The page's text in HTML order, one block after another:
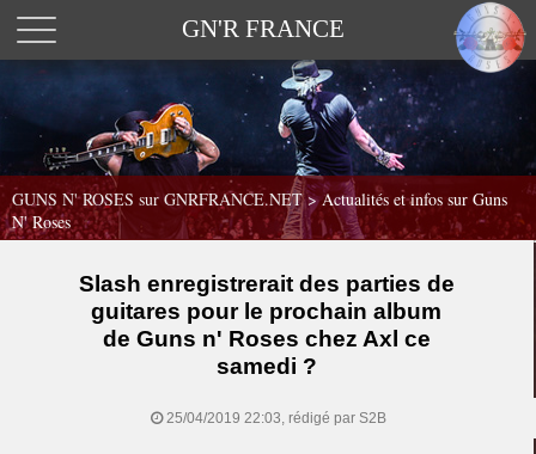
GN'R FRANCE
GUNS N' ROSES sur GNRFRANCE.NET>Actualités et infos sur Guns
N' Roses
Slash enregistrerait des parties de
guitares pour le prochain album
de Guns n' Roses chez Axl ce
samedi ?
25/04/2019 22:03, rédigé par S2B